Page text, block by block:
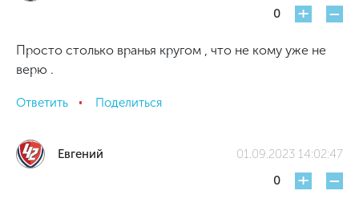
0
+ -
Просто столько вранья кругом , что не кому уже не
верю .
Ответить Поделиться
Евгений
01.09.2023 14:02:47
0
+ -